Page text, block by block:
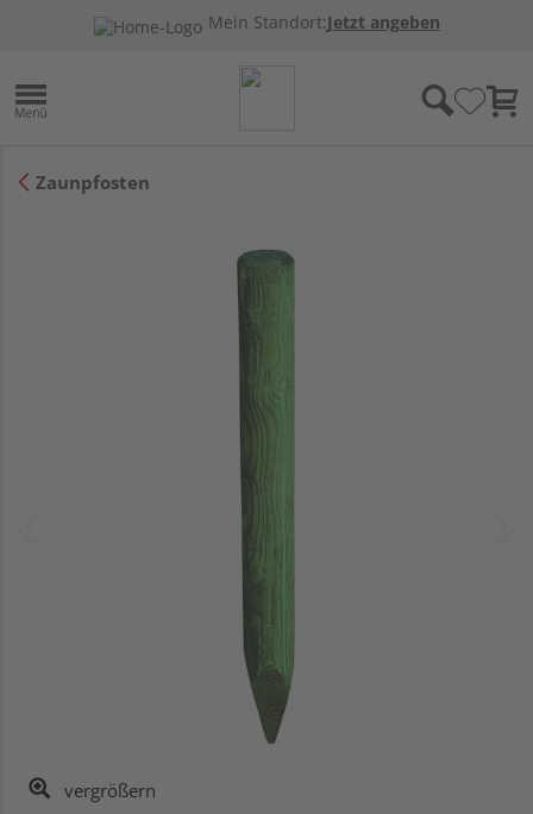
Mein Standort:Jetzt angeben
Zaunpfosten
vergrößern